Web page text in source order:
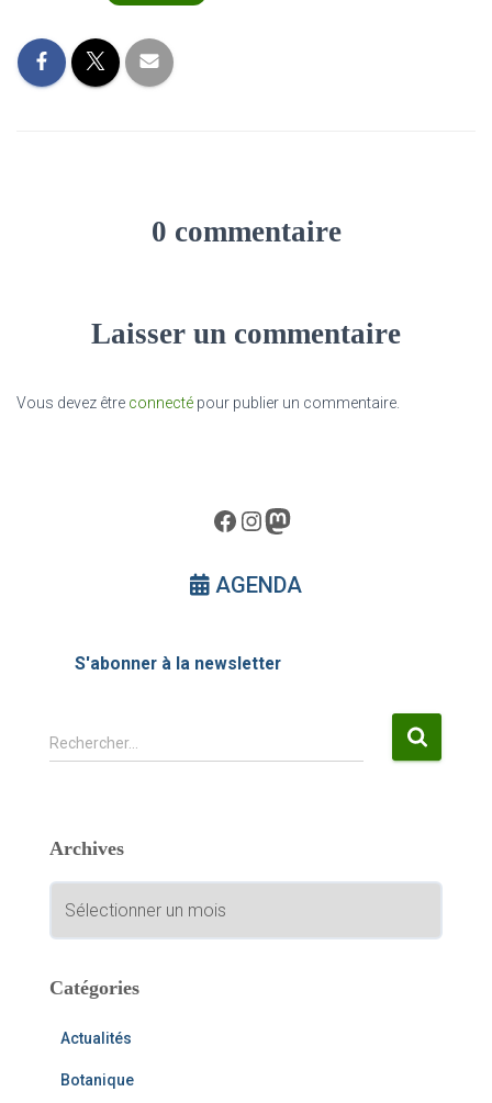
0 commentaire
Laisser un commentaire
Vous devez être connecté pour publier un commentaire.
Facebook InstagramMastodon
AGENDA
S'abonner à la newsletter
R
e
r
r
:
Rechercher…
Archives
c
iCatégories
Actualités
Botanique